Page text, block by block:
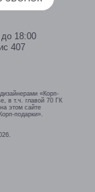
18:00
407
«Корп-
в т.ч. главой 70 ГК
этом сайте
подарки».